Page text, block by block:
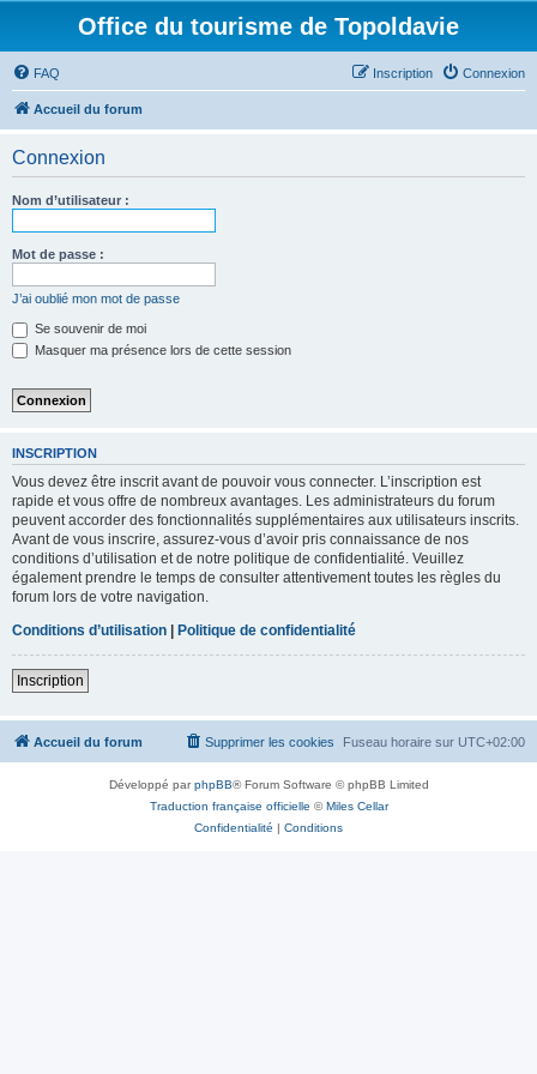
Office du tourisme de Topoldavie
FAQ Connexion
Inscription
Accueil du forum
Connexion
Nom d’utilisateur :
Mot de passe :
J’ai oublié mon mot de passe
Se souvenir de moi
Masquer ma présence lors de cette session
INSCRIPTION
Vous devez être inscrit avant de pouvoir vous connecter. L’inscription est
rapide et vous offre de nombreux avantages. Les administrateurs du forum
peuvent accorder des fonctionnalités supplémentaires aux utilisateurs inscrits.
Avant de vous inscrire, assurez-vous d’avoir pris connaissance de nos
conditions d’utilisation et de notre politique de confidentialité. Veuillez
également prendre le temps de consulter attentivement toutes les règles du
forum lors de votre navigation.
Conditions d’utilisation | Politique de confidentialité
Inscription
Accueil du forum Fuseau horaire sur UTC+02:00
Supprimer les cookies
Développé parphpBB® Forum Software © phpBB Limited
Traduction française officielle ©Miles Cellar
Confidentialité | Conditions